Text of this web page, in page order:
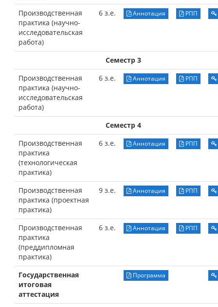
Производственная
практика (научно-
исследовательская
работа)
6 з.е. Аннотация РПП
Семестр 3
Производственная
практика (научно-
исследовательская
работа)
6 з.е. Аннотация РПП
Семестр 4
Производственная
практика
(технологическая
практика)
6 з.е. Аннотация РПП
Производственная
практика (проектная
практика)
9 з.е. Аннотация РПП
Производственная
практика
(преддипломная
практика)
6 з.е. Аннотация РПП
Государственная
итоговая
аттестация
Программа